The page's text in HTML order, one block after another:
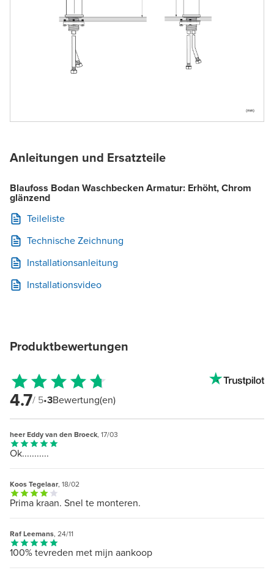
Anleitungen und Ersatzteile
Blaufoss Bodan Waschbecken Armatur: Erhöht, Chrom
glänzend
Teileliste
Technische Zeichnung
Installationsanleitung
Installationsvideo
Produktbewertungen
4.7/ 5•3Bewertung(en)
heer Eddy van den Broeck, 17/03
Ok...........
Koos Tegelaar, 18/02
Prima kraan. Snel te monteren.
Raf Leemans, 24/11
100% tevreden met mijn aankoop